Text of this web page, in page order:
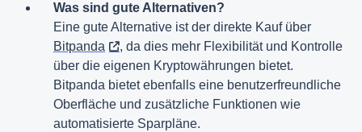
Was sind gute Alternativen?
Eine gute Alternative ist der direkte Kauf über
Bitpanda
, da dies mehr Flexibilität und Kontrolle
über die eigenen Kryptowährungen bietet.
Bitpanda bietet ebenfalls eine benutzerfreundliche
Oberfläche und zusätzliche Funktionen wie
automatisierte Sparpläne.